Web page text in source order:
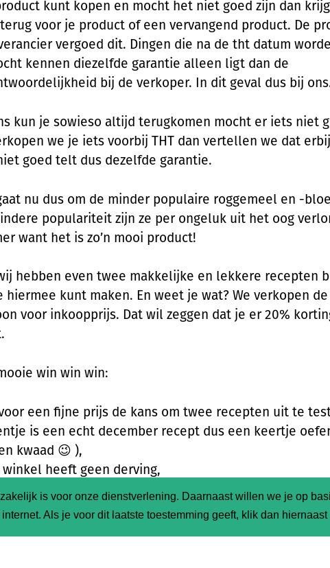
is voor onze dienstverlening. Daarnaast willen we je op
Als je voor dit laatste toestemming geeft, klik dan hiernaast
kunt kopen en mocht het niet goed zijn dan
voor je product of een vervangend product. De
vergoed dit. Dingen die na de tht datum
kennen diezelfde garantie alleen ligt dan de
bij de verkoper. In dit geval dus bij
kun je sowieso altijd terugkomen mocht er iets niet
we je iets voorbij THT dan vertellen we dat
goed telt dus dezelfde garantie.
nu dus om de minder populaire roggemeel en -
populariteit zijn ze per ongeluk uit het oog
want het is zo’n mooi product!
hebben even twee makkelijke en lekkere recepten
hiermee kunt maken. En weet je wat? We verkopen
voor inkoopprijs. Dat wil zeggen dat je er 20%
win win win:
een fijne prijs de kans om twee recepten uit te
is een echt december recept dus een keertje
kwaad 😉 ),
winkel heeft geen derving,
er wordt geen voedsel verspilt!